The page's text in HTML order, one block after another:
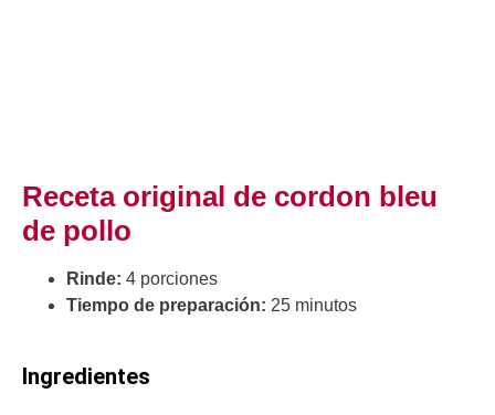
Receta original de cordon bleu
de pollo
Rinde: 4 porciones
Tiempo de preparación: 25 minutos
Ingredientes